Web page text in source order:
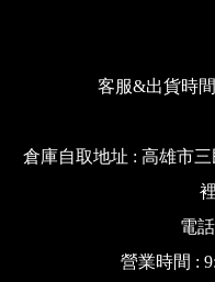
客服&出貨時
倉庫自取地址 : 高雄市
電
營業時間 :